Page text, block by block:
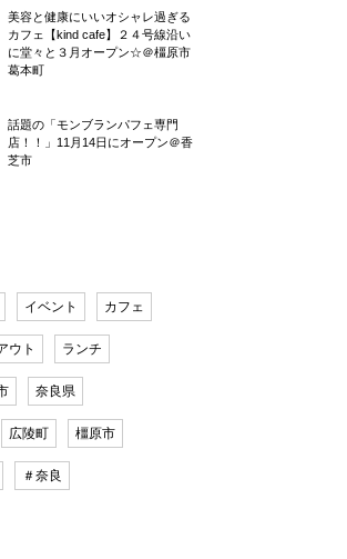
美容と健康にいいオシャレ過ぎる
カフェ【kind cafe】２４号線沿い
に堂々と３月オープン☆＠橿原市
葛本町
話題の「モンブランパフェ専門
店！！」11月14日にオープン＠香
芝市
イベント カフェ
ウト ランチ
奈良県
広陵町 橿原市
＃奈良